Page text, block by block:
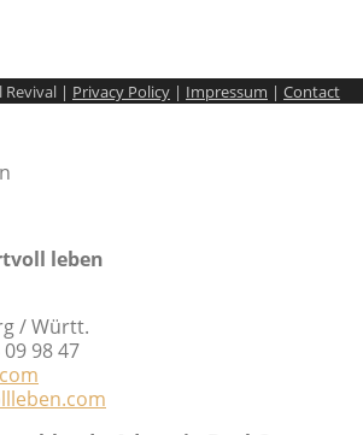
Revival | Privacy Policy | Impressum | Contact
leben
/ Württ.
98 47